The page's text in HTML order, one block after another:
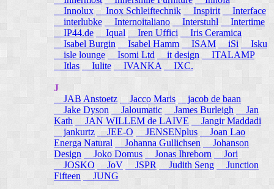
Innolux
Inox Schleiftechnik Inspirit
Interface
interlubke
Internoitaliano Interstuhl
Intertime
IP44.de
Iqual Iren Uffici
Iris Ceramica
Isabel Burgin
Isabel Hamm ISAM iSi Isku
isle lounge
Isomi Ltd it design
ITALAMP
Itlas
Iulite IVANKA IXC.
J
JAB Anstoetz
Jacco Maris
jacob de baan
Jake Dyson
Jaloumatic James Burleigh
Jan
Kath
JAN WILLEM de LAIVE
Jangir Maddadi
jankurtz JEE-O JENSENplus
Joan Lao
Energa Natural
Johanna Gullichsen
Johanson
Design
Joko Domus Jonas Ihreborn
Jori
JOSKO
JoV JSPR Judith Seng
Junction
Fifteen
JUNG